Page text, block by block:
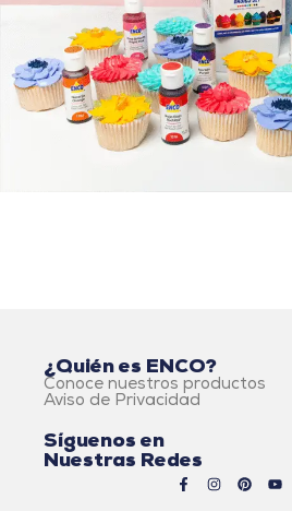
¿Quién es ENCO?
Conoce nuestros productos
Aviso de Privacidad
Síguenos en
Nuestras Redes